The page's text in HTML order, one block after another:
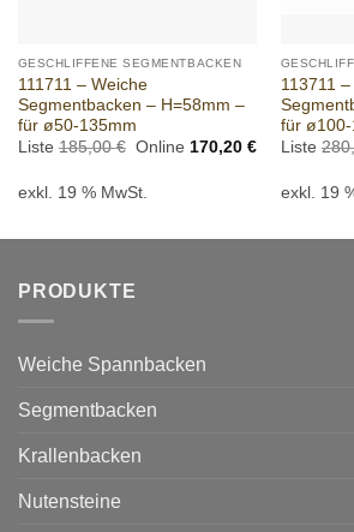
GESCHLIFFENE SEGMENTBACKEN
111711 – Weiche
Segmentbacken – H=58mm –
für ø50-135mm
Liste 185,00€ Ursprünglicher
185,00 €
Online 170,20 €Aktueller
170,20 €.
exkl. 19 % MwSt.
113711
für
Liste
exkl. 19
PRODUKTE
Weiche Spannbacken
Segmentbacken
Krallenbacken
Nutensteine